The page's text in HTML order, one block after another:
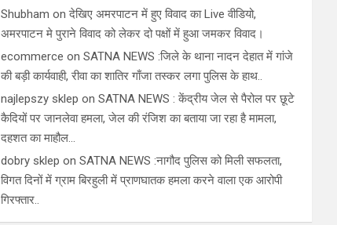
Shubham onदेखिए अमरपाटन में हुए विवाद का Live वीडियो,
अमरपाटन मे पुराने विवाद को लेकर दो पक्षों में हुआ जमकर विवाद।
ecommerce onSATNA NEWS :जिले के थाना नादन देहात में गांजे
की बड़ी कार्यवाही, रीवा का शातिर गाँजा तस्कर लगा पुलिस के हाथ..
najlepszy sklep onSATNA NEWS : केंद्रीय जेल से पैरोल पर छूटे
कैदियों पर जानलेवा हमला, जेल की रंजिश का बताया जा रहा है मामला,
दहशत का माहौल…
dobry sklep onSATNA NEWS :नागौद पुलिस को मिली सफलता,
विगत दिनों में ग्राम बिरहुली में प्राणघातक हमला करने वाला एक आरोपी
गिरफ्तार..